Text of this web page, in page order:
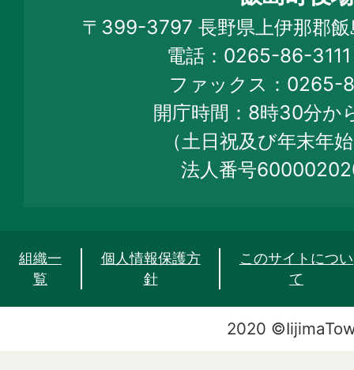
Town
Official
Web
Site
〒399-3797 長野県上伊那郡
電話：0265-86-
ファックス：0265-
開庁時間：8時30分か
（土日祝及び年末年
法人番号
組織一
覧
個人情報保護方
針
このサイトについ
て
2020